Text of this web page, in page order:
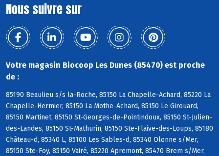
Nous suivre sur
Votre magasin Biocoop Les Dunes (85470) est proche
de :
85190 Beaulieu s/s la-Roche, 85150 La Chapelle-Achard, 85220 La
Chapelle-Hermier, 85150 La Mothe-Achard, 85150 Le Girouard,
85150 Martinet, 85150 St-Georges-de-Pointindoux, 85150 St-Julien-
des-Landes, 85150 St-Mathurin, 85150 Ste-Flaive-des-Loups, 85180
Château-d, 85340 L, 85100 Les Sables-d, 85340 Olonne s/Mer,
85150 Ste-Foy, 85150 Vairé, 85220 Apremont, 85470 Brem s/Mer,